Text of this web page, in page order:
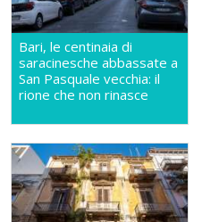
Bari, le centinaia di
saracinesche abbassate a
San Pasquale vecchia: il
rione che non rinasce